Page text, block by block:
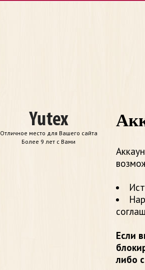
Отличное место для Вашего сайта
Более 9 лет с Вами
Если
либо